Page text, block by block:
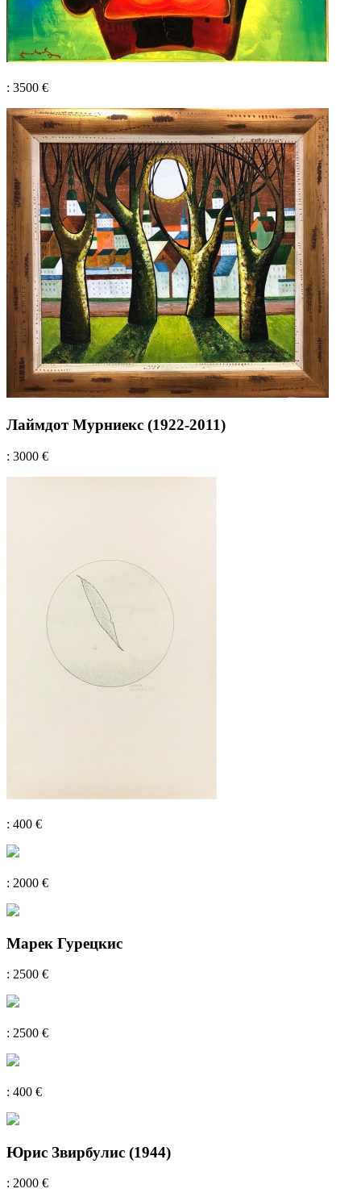
: 3500 €
Лаймдот Мурниекс (1922-2011)
: 3000 €
: 400 €
: 2000 €
Марек Гурецкис
: 2500 €
: 2500 €
: 400 €
Юрис Звирбулис (1944)
: 2000 €